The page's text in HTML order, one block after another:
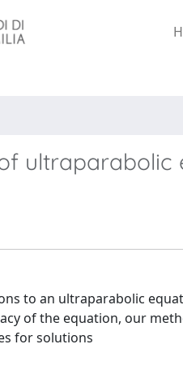
ultraparabolic
to an ultraparabolic
of the equation, our
for solutions